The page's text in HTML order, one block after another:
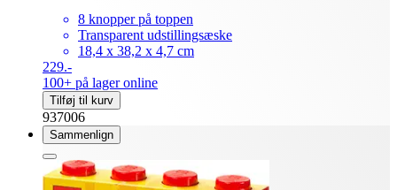
8 knopper på toppen
Transparent udstillingsæske
18,4 x 38,2 x 4,7 cm
229.-
100+ på lager online
Tilføj til kurv
937006
Sammenlign